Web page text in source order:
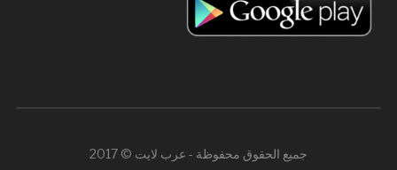
جميع الحقوق محفوظة - عرب لايت © 2017